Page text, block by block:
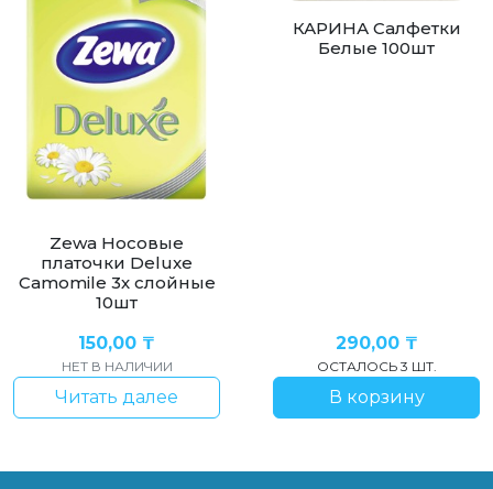
Zewa Носовые
платочки Deluxe
Camomile 3х слойные
10шт
150,00 ₸
НЕТ В НАЛИЧИИ
Читать далее
КАРИНА Салфетки
Белые 100шт
290,00 ₸
ОСТАЛОСЬ 3 ШТ.
В корзину